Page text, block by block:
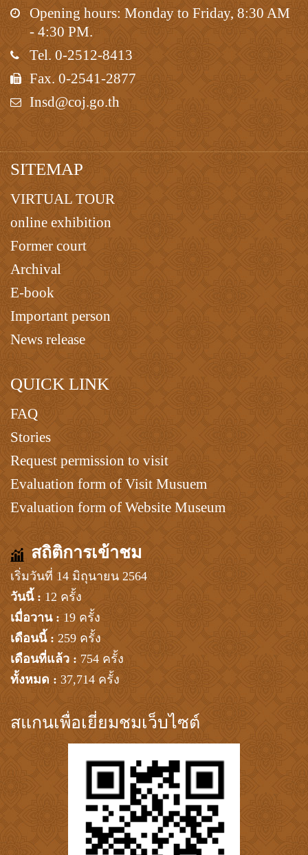
Opening hours: Monday to Friday, 8:30 AM
- 4:30 PM.
Tel. 0-2512-8413
Fax. 0-2541-2877
Insd@coj.go.th
SITEMAP
VIRTUAL TOUR
online exhibition
Former court
Archival
E-book
Important person
News release
QUICK LINK
FAQ
Stories
Request permission to visit
Evaluation form of Visit Musuem
Evaluation form of Website Museum
สถิติการเข้าชม
เริ่มวันที่ 14 มิถุนายน 2564
วันนี้ : 12 ครั้ง
เมื่อวาน : 19 ครั้ง
เดือนนี้ : 259 ครั้ง
เดือนที่แล้ว : 754 ครั้ง
ทั้งหมด : 37,714 ครั้ง
สแกนเพื่อเยี่ยมชมเว็บไซต์